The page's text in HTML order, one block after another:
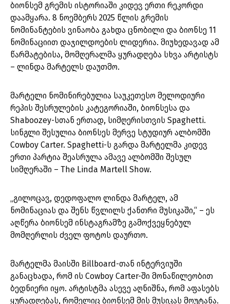
ბიონსემ გრემის ისტორიაში კიდევ ერთი რეკორდი
დაამყარა. 8 ნოემბერს 2025 წლის გრემის
ნომინანტების ვინაობა გახდა ცნობილი და ბიონსე 11
ნომინაციით დაჯილდოების ლიდერია. მიუხედავად ამ
წარმატებისა, მომღერალმა ყურადღება სხვა არტისტს
– ლინდა მარტელს დაუთმო.
მარტელი ნომინირებულია საუკეთესო მელოდიური
რეპის შესრულების კატეგორიაში, ბიონსესა და
Shaboozey-სთან ერთად, სიმღერისთვის Spaghetti.
სინგლი შესულია ბიონსეს მერვე სტუდიურ ალბომში
Cowboy Carter. Spaghetti-ს გარდა მარტელმა კიდევ
ერთი პარტია შეასრულა ამავე ალბომში შესულ
სიმღერაში – The Linda Martell Show.
„გილოცავ, დედოფალო ლინდა მარტელ, ამ
ნომინაციას და შენს წვლილს ქანთრი მუსიკაში,“ – ეს
აღწერა ბიონსემ ინსტაგრამზე გამოქვეყნებულ
მომღერლის ძველ ფოტოს დაურთო.
მარტელმა მაისში Billboard-თან ინტერვიუში
განაცხადა, რომ ის Cowboy Carter-ში მონაწილეობით
ბედნიერი იყო. არტისტმა ასევე აღნიშნა, რომ აფასებს
ყურადღებას, რომელიც ბიონსემ მის მუსიკას მოუტანა.